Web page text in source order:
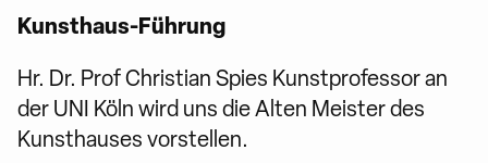
Kunsthaus-Führung
Hr. Dr. Prof Christian Spies Kunstprofessor an
der UNI Köln wird uns die Alten Meister des
Kunsthauses vorstellen.